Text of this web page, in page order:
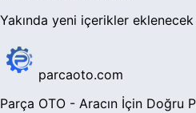
Yakında yeni içerikler eklenecek
parcaoto.com
Parça OTO - Aracın İçin Doğru